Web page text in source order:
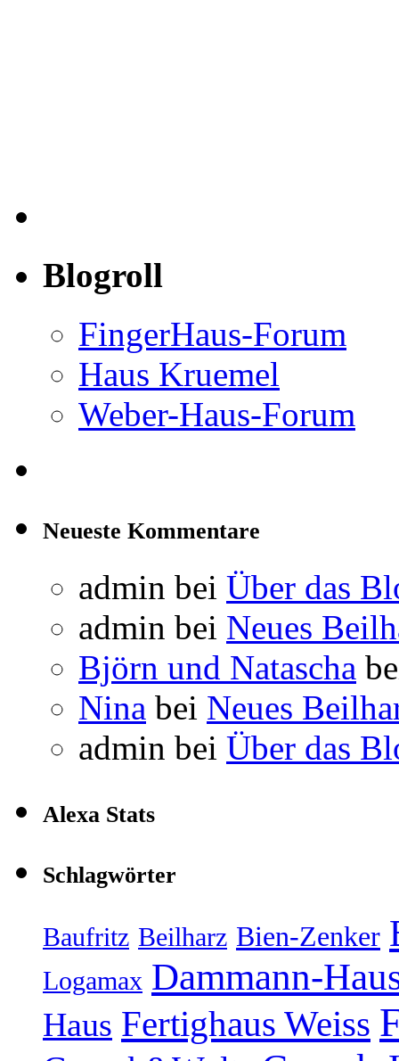
Blogroll
FingerHaus-Forum
Haus Kruemel
Weber-Haus-Forum
Neueste Kommentare
admin bei Über das
admin bei Neues
Björn und Natascha
Nina bei Neues
admin bei Über das
Alexa Stats
Schlagwörter
Baufritz Beilharz Bien-Zenker
Logamax Dammann-
Haus Fertighaus Weiss